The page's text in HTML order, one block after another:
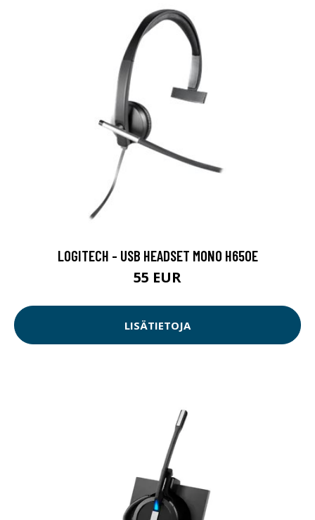
LOGITECH - USB HEADSET MONO H650E
55 EUR
LISÄTIETOJA